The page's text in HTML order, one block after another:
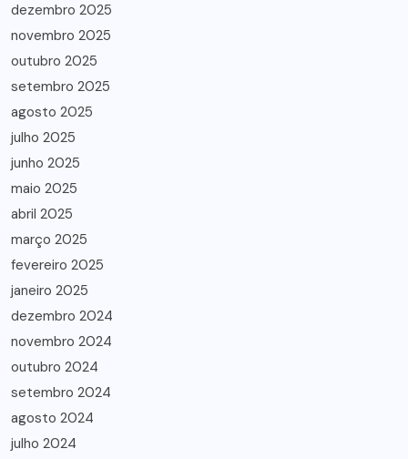
dezembro 2025
novembro 2025
outubro 2025
setembro 2025
agosto 2025
julho 2025
junho 2025
maio 2025
abril 2025
março 2025
fevereiro 2025
janeiro 2025
dezembro 2024
novembro 2024
outubro 2024
setembro 2024
agosto 2024
julho 2024